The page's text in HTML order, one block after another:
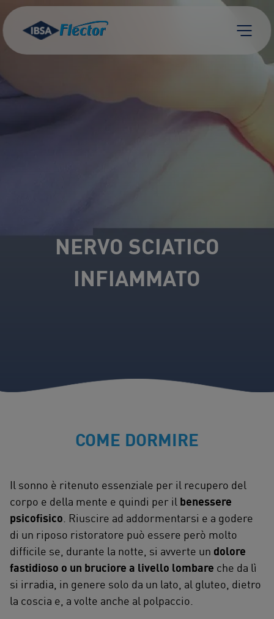
Skip to content
NERVO SCIATICO
INFIAMMATO
COME DORMIRE
Il sonno è ritenuto essenziale per il recupero del
corpo e della mente e quindi per il benessere
psicofisico . Riuscire ad addormentarsi e a godere
di un riposo ristoratore può essere però molto
difficile se, durante la notte, si avverte un dolore
fastidioso o un bruciore a livello lombare che da lì
si irradia, in genere solo da un lato, al gluteo, dietro
la coscia e, a volte anche al polpaccio.